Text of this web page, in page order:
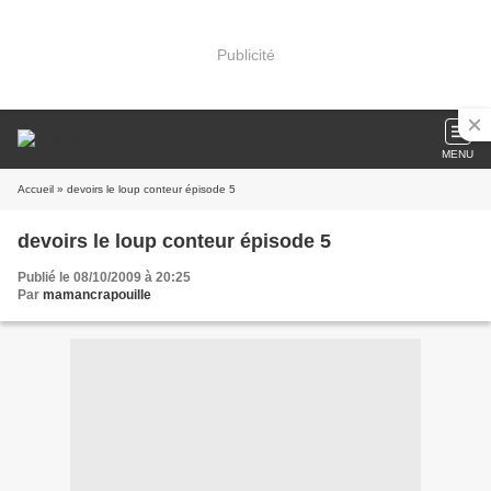
Publicité
MENU
Accueil » devoirs le loup conteur épisode 5
devoirs le loup conteur épisode 5
Publié le 08/10/2009 à 20:25
Par mamancrapouille